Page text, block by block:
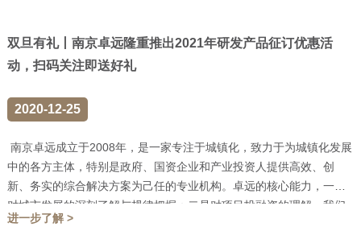
双旦有礼丨南京卓远隆重推出2021年研发产品征订优惠活
动，扫码关注即送好礼
2020-12-25
南京卓远成立于2008年，是一家专注于城镇化，致力于为城镇化发展
中的各方主体，特别是政府、国资企业和产业投资人提供高效、创
新、务实的综合解决方案为己任的专业机构。卓远的核心能力，一是
对城市发展的深刻了解与规律把握；二是对项目投融资的理解。我们
提出研...
进一步了解 >